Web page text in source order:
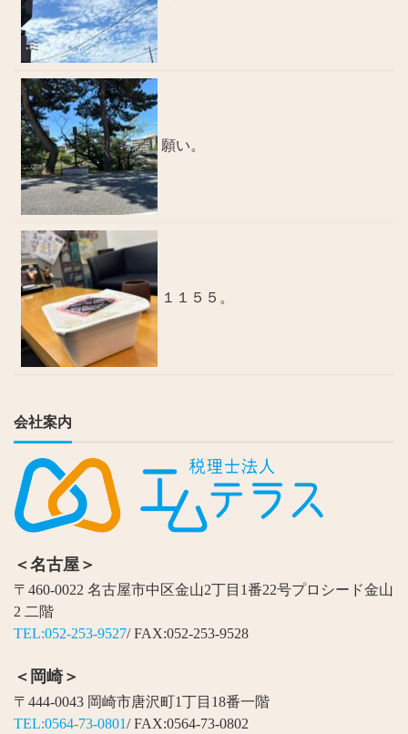
願い。
１１５５。
会社案内
＜名古屋＞
〒460-0022 名古屋市中区金山2丁目1番22号プロシード金山
2 二階
TEL:052-253-9527/ FAX:052-253-9528
＜岡崎＞
〒444-0043 岡崎市唐沢町1丁目18番一階
TEL:0564-73-0801/ FAX:0564-73-0802